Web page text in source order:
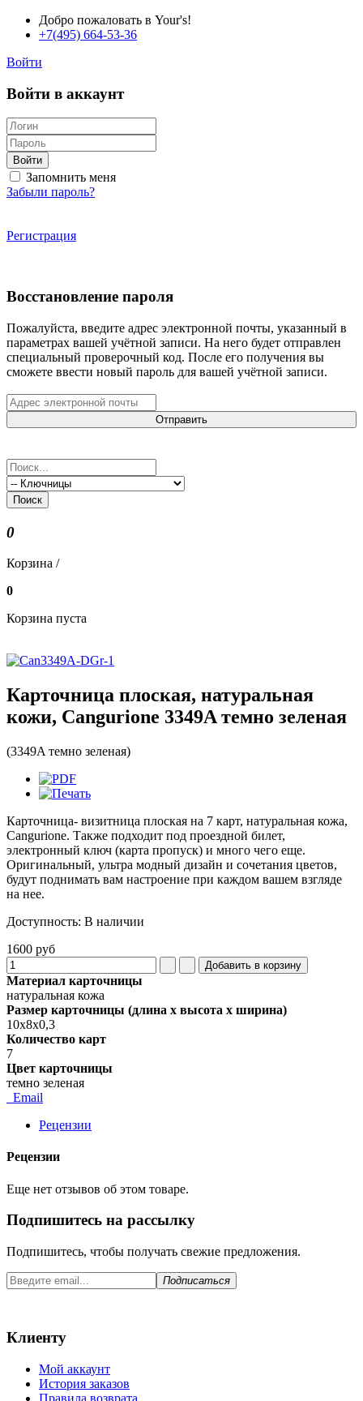
Добро пожаловать в Your's!
+7(495) 664-53-36
Войти
Войти в аккаунт
Войти
Запомнить меня
Забыли пароль?
Регистрация
Восстановление пароля
Пожалуйста, введите адрес электронной почты, указанный в
параметрах вашей учётной записи. На него будет отправлен
специальный проверочный код. После его получения вы
сможете ввести новый пароль для вашей учётной записи.
Отправить
Поиск
0
Корзина /
0
Корзина пуста
Карточница плоская, натуральная
кожи, Cangurione 3349A темно зеленая
(3349A темно зеленая)
Карточница- визитница плоская на 7 карт, натуральная кожа,
Cangurione. Также подходит под проездной билет,
электронный ключ (карта пропуск) и много чего еще.
Оригинальный, ультра модный дизайн и сочетания цветов,
будут поднимать вам настроение при каждом вашем взгляде
на нее.
Доступность: В наличии
1600 руб
Материал карточницы
натуральная кожа
Размер карточницы (длина х высота х ширина)
10х8х0,3
Количество карт
7
Цвет карточницы
темно зеленая
Email
Рецензии
Рецензии
Еще нет отзывов об этом товаре.
Подпишитесь на рассылку
Подпишитесь, чтобы получать свежие предложения.
Подписаться
Клиенту
Мой аккаунт
История заказов
Правила возврата